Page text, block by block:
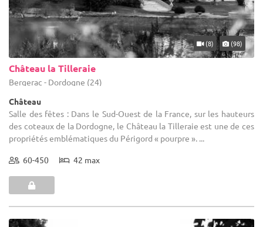
(8) (98)
Château la Tilleraie
Bergerac - Dordogne (24)
Château
Salle des fêtes : Dans le Sud-Ouest de la France, sur les hauteurs
des coteaux de la Dordogne, le Château la Tilleraie est une de ces
propriétés emblématiques du Périgord « pourpre ». ...
60-450 42 max